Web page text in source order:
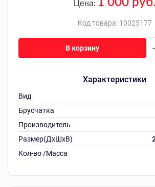
Код товара: 10025177
Цена:
Характеристики
Вид
Брусчатка
Производитель
Размер(ДхШхВ)
Кол-во /Масса
-
В корзину